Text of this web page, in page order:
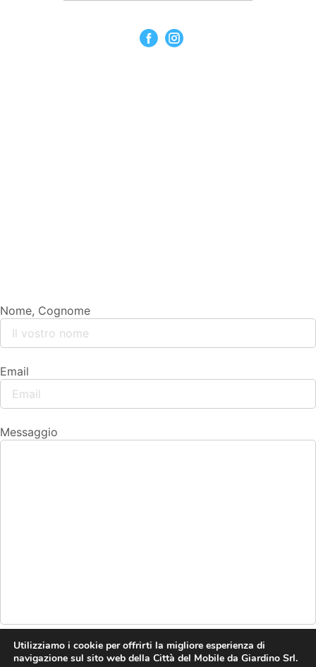
Nome, Cognome
Email
Messaggio
Invia
Utilizziamo i cookie per offrirti la migliore esperienza di
navigazione sul sito web della Città del Mobile da Giardino Srl.